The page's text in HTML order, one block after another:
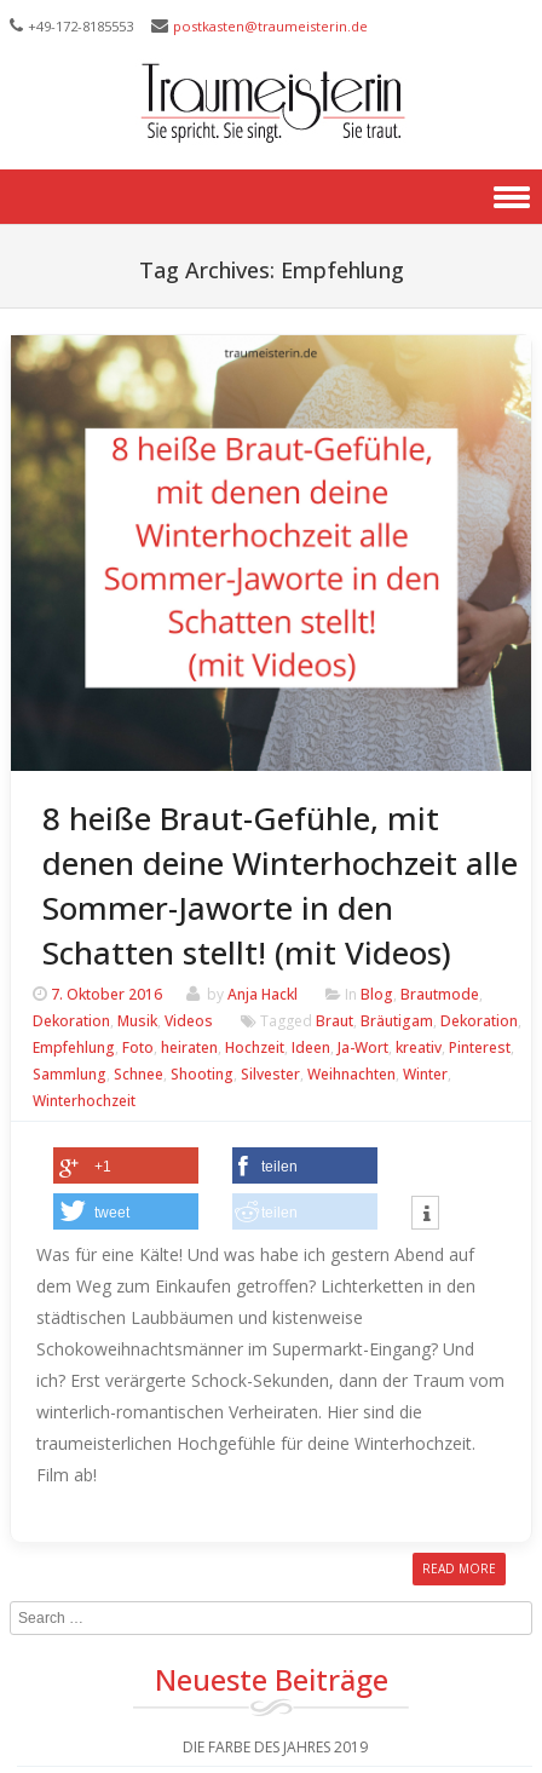
+49-172-­8185553 postkasten@traumeisterin.de
Tag Archives: Empfehlung
8 heiße Braut-Gefühle, mit
denen deine Winterhochzeit alle
Sommer-Jaworte in den
Schatten stellt! (mit Videos)
7. Oktober 2016 byAnja Hackl In Blog, Brautmode,
Dekoration, Musik, Videos Tagged Braut, Bräutigam, Dekoration,
Empfehlung, Foto, heiraten, Hochzeit, Ideen, Ja-Wort, kreativ, Pinterest,
Sammlung, Schnee, Shooting, Silvester, Weihnachten, Winter,
Winterhochzeit
+1 teilen
tweet teilen
Was für eine Kälte! Und was habe ich gestern Abend auf
dem Weg zum Einkaufen getroffen? Lichterketten in den
städtischen Laubbäumen und kistenweise
Schokoweihnachtsmänner im Supermarkt-Eingang? Und
ich? Erst verärgerte Schock-Sekunden, dann der Traum vom
winterlich-romantischen Verheiraten. Hier sind die
traumeisterlichen Hochgefühle für deine Winterhochzeit.
Film ab!
READ MORE
Search
Neueste Beiträge
DIE FARBE DES JAHRES 2019